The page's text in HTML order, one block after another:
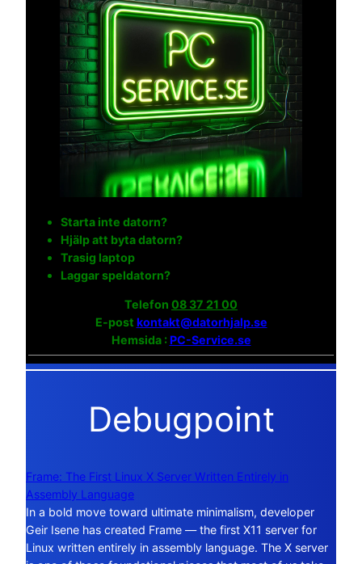
Starta inte datorn?
Hjälp att byta datorn?
Trasig laptop
Laggar speldatorn?
Telefon 08 37 21 00
E-post kontakt@datorhjalp.se
Hemsida :PC-Service.se
Debugpoint
Frame: The First Linux X Server Written Entirely in
Assembly Language
In a bold move toward ultimate minimalism, developer
Geir Isene has created Frame — the first X11 server for
Linux written entirely in assembly language. The X server